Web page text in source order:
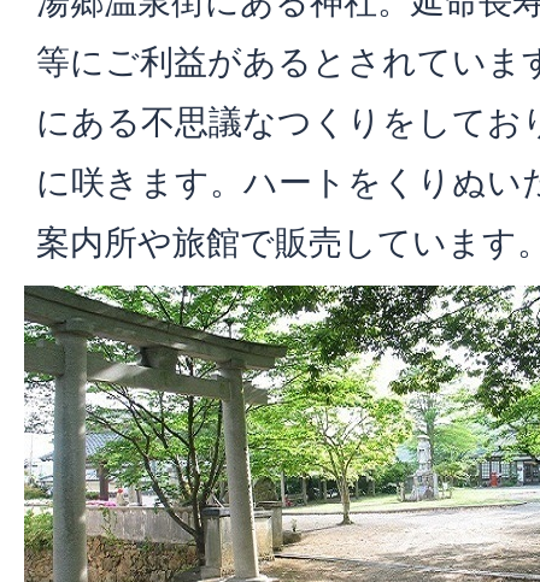
等にご利益があるとされていま
にある不思議なつくりをしてお
に咲きます。ハートをくりぬい
案内所や旅館で販売しています